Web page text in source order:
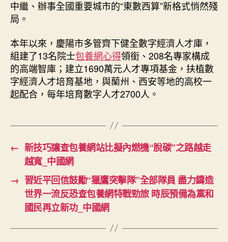
中繼、辦事全國重要城市的“東數西算”新格式悄然殘
局。
本年以來，慶陽市多管齊下健全數字經濟人才庫，
組建了13名院士包養網心得領銜、208名專家構成
的高端智庫；建立1690萬元人才專項基金，扶植數
字經濟人才培育基地，與蘭州、西安等地的高校一
起配合，每年培育數字人才2700人。
← 新技巧讓查包養網站比擬內燃機“脫碳”之路越走
越寬_中國網
→ 習近平回信鼓勵“獵鷹突擊隊”全部隊員 盡力鑄造
世界一流反恐查包養網特戰勁旅 時辰預備為黨和
國民再立新功_中國網